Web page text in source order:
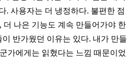
. 사용자는 더 냉정하다. 불편한 점
더 나은 기능도 계속 만들어가야 한
반가웠던 이유는 있다. 내가 만들
가에게는 읽혔다는 느낌 때문이었